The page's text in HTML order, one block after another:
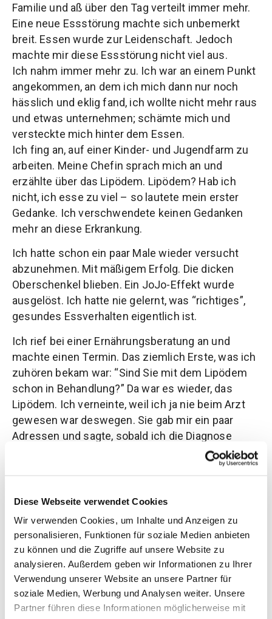
Diese Webseite verwendet Cookies
Wir verwenden Cookies, um Inhalte und Anzeigen zu
personalisieren, Funktionen für soziale Medien anbieten
zu können und die Zugriffe auf unsere Website zu
analysieren. Außerdem geben wir Informationen zu Ihrer
Verwendung unserer Website an unsere Partner für
soziale Medien, Werbung und Analysen weiter. Unsere
Partner führen diese Informationen möglicherweise mit
Familie und aß über den Tag verteilt immer mehr.
Eine neue Essstörung machte sich unbemerkt
breit. Essen wurde zur Leidenschaft. Jedoch
machte mir diese Essstörung nicht viel aus.
Ich nahm immer mehr zu. Ich war an einem Punkt
angekommen, an dem ich mich dann nur noch
hässlich und eklig fand, ich wollte nicht mehr raus
und etwas unternehmen; schämte mich und
versteckte mich hinter dem Essen.
Ich fing an, auf einer Kinder- und Jugendfarm zu
arbeiten. Meine Chefin sprach mich an und
erzählte über das Lipödem. Lipödem? Hab ich
nicht, ich esse zu viel – so lautete mein erster
Gedanke. Ich verschwendete keinen Gedanken
mehr an diese Erkrankung.
Ich hatte schon ein paar Male wieder versucht
abzunehmen. Mit mäßigem Erfolg. Die dicken
Oberschenkel blieben. Ein JoJo-Effekt wurde
ausgelöst. Ich hatte nie gelernt, was “richtiges”,
gesundes Essverhalten eigentlich ist.
Ich rief bei einer Ernährungsberatung an und
machte einen Termin. Das ziemlich Erste, was ich
zuhören bekam war: “Sind Sie mit dem Lipödem
schon in Behandlung?” Da war es wieder, das
Lipödem. Ich verneinte, weil ich ja nie beim Arzt
gewesen war deswegen. Sie gab mir ein paar
Adressen und sagte, sobald ich die Diagnose
habe, solle ich mich melden dann würden wir
das Lipödem im Stadium 2 bis 3. In den Beinen,
Armen und Hüfte sowie Po.
Mir fiel ein Stein vom Herzen, Bäche brachen ein.
Ich war also nicht alleine schuld. Es gab einen
Grund für mein Aussehen.